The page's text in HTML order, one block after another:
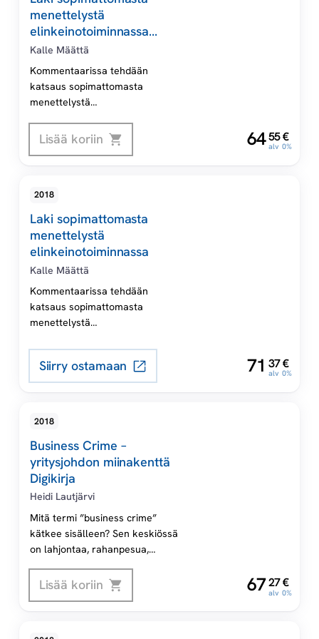
menettelystä
elinkeinotoiminnassa
Digikirja
Kalle Määttä
Kommentaarissa tehdään
katsaus sopimattomasta
menettelystä
lakiin. Teos keskittyy lakeja
koskeviin tulkintaongelmiin ja
erityisesti siihen, miten
taikka ratkaistava.
64,55€
alv 0%
Lisää koriin
2018
Laki sopimattomasta
menettelystä
elinkeinotoiminnassa
Kalle Määttä
Kommentaarissa tehdään
katsaus sopimattomasta
menettelystä
lakiin. Teos keskittyy lakeja
koskeviin tulkintaongelmiin ja
erityisesti siihen, miten
taikka ratkaistava.
71 ,37€
alv 0%
Siirry ostamaan
2018
Business Crime –
yritysjohdon miinakenttä
Digikirja
Heidi Lautjärvi
Mitä termi ”business crime”
kätkee sisälleen? Sen keskiössä
on lahjontaa, rahanpesua,
Liiketoimintarikosten miinoja on
sitten yrityksen johdon
67,27€
alv 0%
Lisää koriin